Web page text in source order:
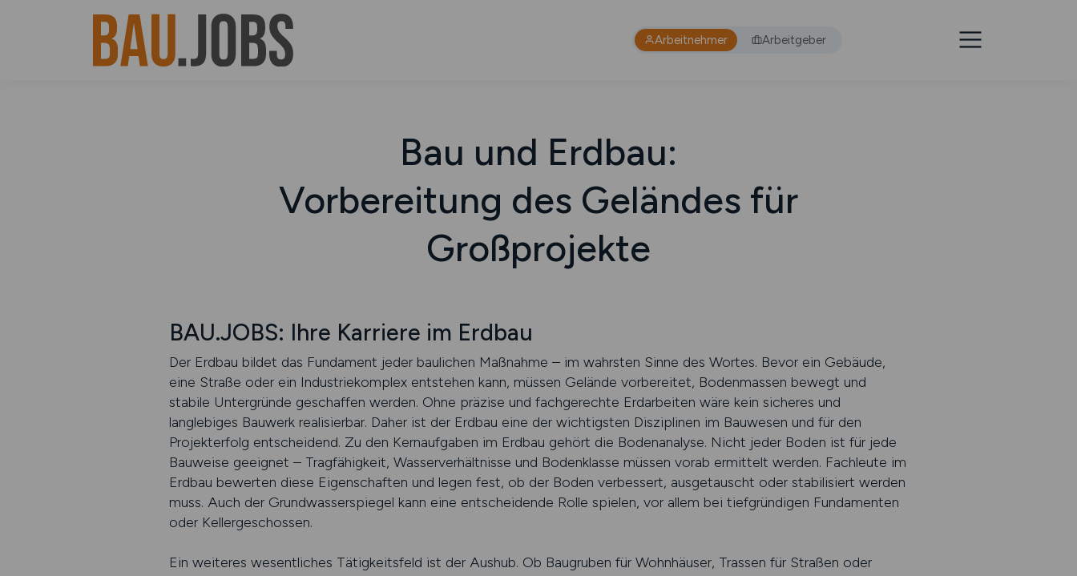
Arbeitnehmer Arbeitgeber
Bau und Erdbau:
Vorbereitung des Geländes für
Großprojekte
BAU.JOBS: Ihre Karriere im Erdbau
Der Erdbau bildet das Fundament jeder baulichen Maßnahme – im wahrsten Sinne des Wortes. Bevor ein Gebäude,
eine Straße oder ein Industriekomplex entstehen kann, müssen Gelände vorbereitet, Bodenmassen bewegt und
stabile Untergründe geschaffen werden. Ohne präzise und fachgerechte Erdarbeiten wäre kein sicheres und
langlebiges Bauwerk realisierbar. Daher ist der Erdbau eine der wichtigsten Disziplinen im Bauwesen und für den
Projekterfolg entscheidend. Zu den Kernaufgaben im Erdbau gehört die Bodenanalyse. Nicht jeder Boden ist für jede
Bauweise geeignet – Tragfähigkeit, Wasserverhältnisse und Bodenklasse müssen vorab ermittelt werden. Fachleute im
Erdbau bewerten diese Eigenschaften und legen fest, ob der Boden verbessert, ausgetauscht oder stabilisiert werden
muss. Auch der Grundwasserspiegel kann eine entscheidende Rolle spielen, vor allem bei tiefgründigen Fundamenten
oder Kellergeschossen.
Ein weiteres wesentliches Tätigkeitsfeld ist der Aushub. Ob Baugruben für Wohnhäuser, Trassen für Straßen oder